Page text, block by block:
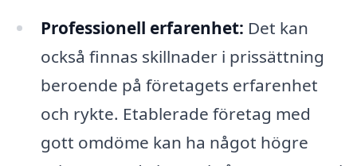
Professionell erfarenhet: Det kan
också finnas skillnader i prissättning
beroende på företagets erfarenhet
och rykte. Etablerade företag med
gott omdöme kan ha något högre